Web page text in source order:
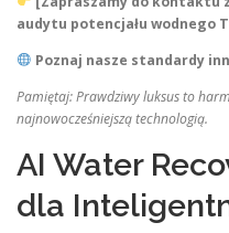
audytu potencjału wodnego
Poznaj nasze standardy
Pamiętaj: Prawdziwy luksus to
najnowocześniejszą technologią.
AI Water
dla